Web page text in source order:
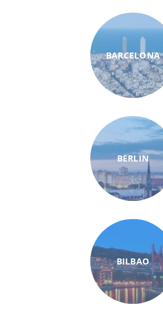
BARCELONA
BERLIN
BILBAO